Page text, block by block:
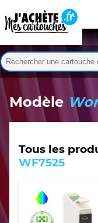
Rechercher :
Quand les résultats
Modèle
Tous les
WF7525